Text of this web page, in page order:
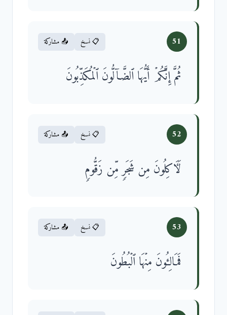
51 📋 نسخ 📤 مشاركة
ثُمَّ إِنَّكُمۡ أَیُّهَا ٱلضَّاۤلُّونَ ٱلۡمُكَذِّبُونَ
52 📋 نسخ 📤 مشاركة
لَـَٔاكِلُونَ مِن شَجَرࣲ مِّن زَقُّومࣲ
53 📋 نسخ 📤 مشاركة
فَمَالِـُٔونَ مِنۡهَا ٱلۡبُطُونَ